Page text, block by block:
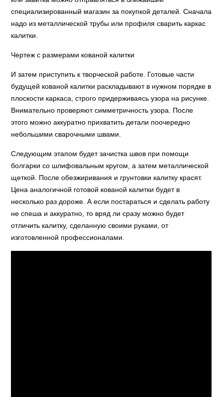
специализированный магазин за покупкой деталей. Сначала
надо из металлической трубы или профиля сварить каркас
калитки.
Чертеж с размерами кованой калитки
И затем приступить к творческой работе. Готовые части
будущей кованой калитки раскладывают в нужном порядке в
плоскости каркаса, строго придерживаясь узора на рисунке.
Внимательно проверяют симметричность узора. После
этого можно аккуратно прихватить детали поочередно
небольшими сварочными швами.
Следующим этапом будет зачистка швов при помощи
болгарки со шлифовальным кругом, а затем металлической
щеткой. После обезжиривания и грунтовки калитку красят.
Цена аналогичной готовой кованой калитки будет в
несколько раз дороже. А если постараться и сделать работу
не спеша и аккуратно, то вряд ли сразу можно будет
отличить калитку, сделанную своими руками, от
изготовленной профессионалами.